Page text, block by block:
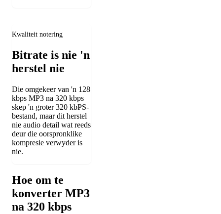
Kwaliteit notering
Bitrate is nie 'n
herstel nie
Die omgekeer van 'n 128
kbps MP3 na 320 kbps
skep 'n groter 320 kbPS-
bestand, maar dit herstel
nie audio detail wat reeds
deur die oorspronklike
kompresie verwyder is
nie.
Hoe om te
konverter MP3
na 320 kbps